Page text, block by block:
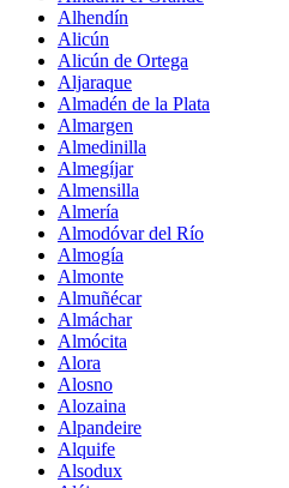
Alhendín
Alicún
Alicún de Ortega
Aljaraque
Almadén de la Plata
Almargen
Almedinilla
Almegíjar
Almensilla
Almería
Almodóvar del Río
Almogía
Almonte
Almuñécar
Almáchar
Almócita
Alora
Alosno
Alozaina
Alpandeire
Alquife
Alsodux